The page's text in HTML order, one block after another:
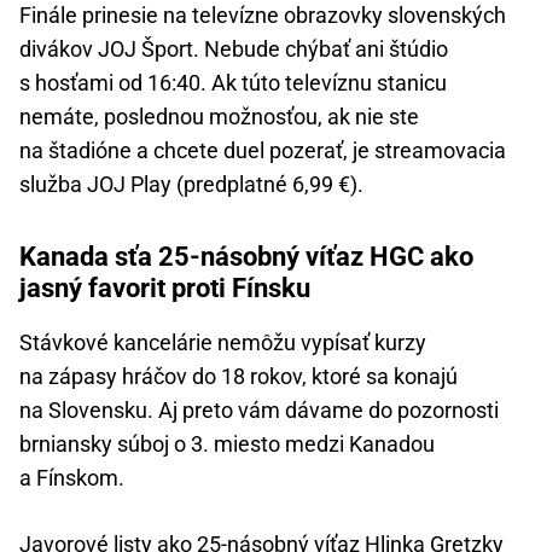
Finále prinesie na televízne obrazovky slovenských
divákov JOJ Šport. Nebude chýbať ani štúdio
s hosťami od 16:40. Ak túto televíznu stanicu
nemáte, poslednou možnosťou, ak nie ste
na štadióne a chcete duel pozerať, je streamovacia
služba JOJ Play (predplatné 6,99 €).
Kanada sťa 25-násobný víťaz HGC ako
jasný favorit proti Fínsku
Stávkové kancelárie nemôžu vypísať kurzy
na zápasy hráčov do 18 rokov, ktoré sa konajú
na Slovensku. Aj preto vám dávame do pozornosti
brniansky súboj o 3. miesto medzi Kanadou
a Fínskom.
Javorové listy ako 25-násobný víťaz Hlinka Gretzky